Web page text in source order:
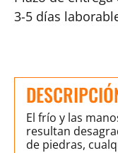
3-5 días
El frío y las
resultan
de piedras,